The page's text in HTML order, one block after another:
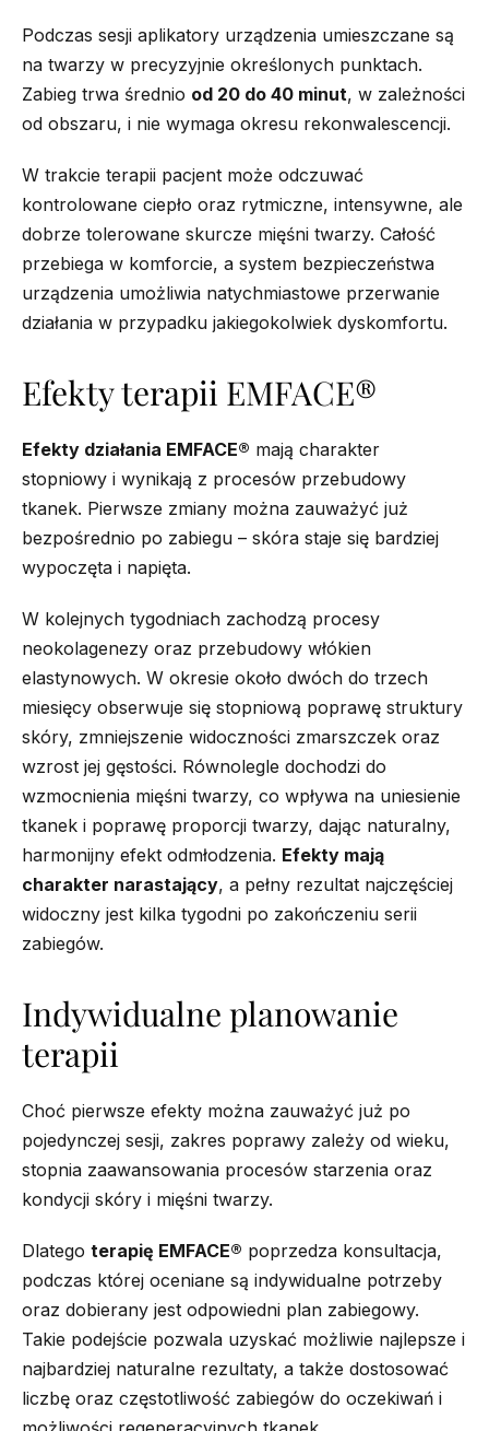
Podczas sesji aplikatory urządzenia umieszczane są
na twarzy w precyzyjnie określonych punktach.
Zabieg trwa średnio od 20 do 40 minut, w zależności
od obszaru, i nie wymaga okresu rekonwalescencji.
W trakcie terapii pacjent może odczuwać
kontrolowane ciepło oraz rytmiczne, intensywne, ale
dobrze tolerowane skurcze mięśni twarzy. Całość
przebiega w komforcie, a system bezpieczeństwa
urządzenia umożliwia natychmiastowe przerwanie
działania w przypadku jakiegokolwiek dyskomfortu.
Efekty terapii EMFACE®
Efekty działania EMFACE® mają charakter
stopniowy i wynikają z procesów przebudowy
tkanek. Pierwsze zmiany można zauważyć już
bezpośrednio po zabiegu – skóra staje się bardziej
wypoczęta i napięta.
W kolejnych tygodniach zachodzą procesy
neokolagenezy oraz przebudowy włókien
elastynowych. W okresie około dwóch do trzech
miesięcy obserwuje się stopniową poprawę struktury
skóry, zmniejszenie widoczności zmarszczek oraz
wzrost jej gęstości. Równolegle dochodzi do
wzmocnienia mięśni twarzy, co wpływa na uniesienie
tkanek i poprawę proporcji twarzy, dając naturalny,
harmonijny efekt odmłodzenia. Efekty mają
charakter narastający, a pełny rezultat najczęściej
widoczny jest kilka tygodni po zakończeniu serii
zabiegów.
Indywidualne planowanie
terapii
Choć pierwsze efekty można zauważyć już po
pojedynczej sesji, zakres poprawy zależy od wieku,
stopnia zaawansowania procesów starzenia oraz
kondycji skóry i mięśni twarzy.
Dlatego terapię EMFACE® poprzedza konsultacja,
podczas której oceniane są indywidualne potrzeby
oraz dobierany jest odpowiedni plan zabiegowy.
Takie podejście pozwala uzyskać możliwie najlepsze i
najbardziej naturalne rezultaty, a także dostosować
liczbę oraz częstotliwość zabiegów do oczekiwań i